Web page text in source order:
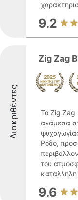
9.2
Διακριθέντες
Zig Zag
Το Zig Zag
ανάμεσα
Ρόδο,
του
9.6